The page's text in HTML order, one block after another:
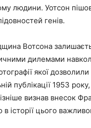
людини. Уотсон
генів.
Вотсона
дилемами
якої
публікації 1953
визнав внесок
історії цього